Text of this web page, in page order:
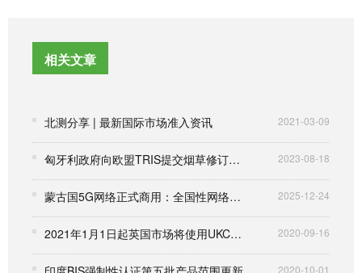
相关文章
北测分享 | 最新国际市场准入资讯 2021-03-09
匈牙利政府向欧盟TRIS提交烟草修订指令 2023-08-18
蒙古国5G网络正式商用：全国性网络启动，设备合规准入要求同步升级 2025-12-24
2021年1月1日起英国市场将使用UKCA标识 2020-09-16
2020-10-01